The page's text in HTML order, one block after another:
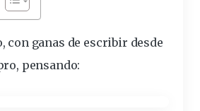
, con ganas de escribir desde
pensando: